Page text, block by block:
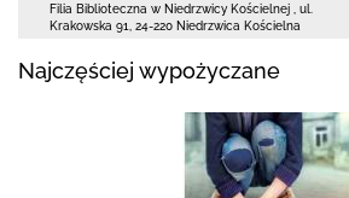
Filia Biblioteczna w Niedrzwicy Kościelnej
ul.
Krakowska 91
24-220 Niedrzwica Kościelna
Najczęściej wypożyczane